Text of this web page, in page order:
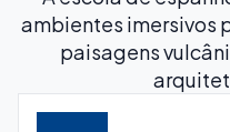
ambientes imersivos
paisagens